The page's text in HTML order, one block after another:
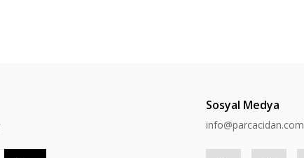
Sosyal Medya
info@parcacidan.com